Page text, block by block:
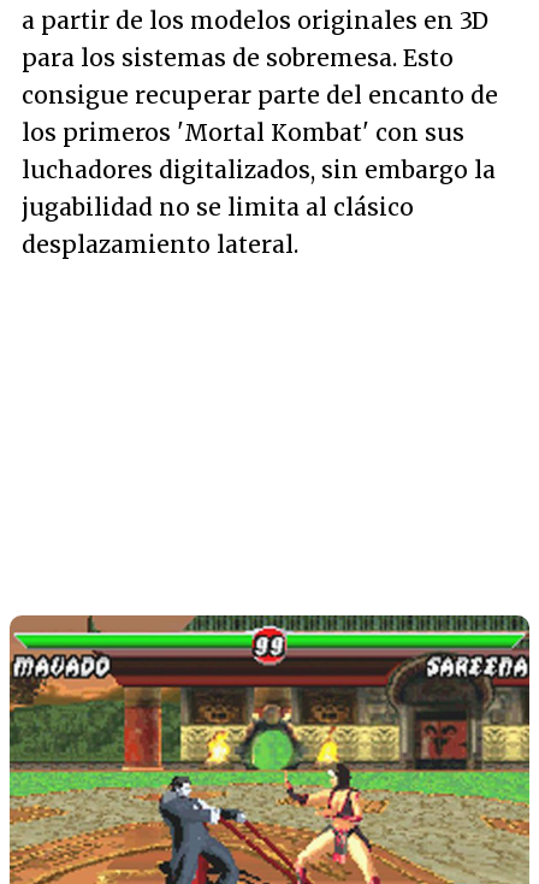
a partir de los modelos originales en 3D
para los sistemas de sobremesa. Esto
consigue recuperar parte del encanto de
los primeros 'Mortal Kombat' con sus
luchadores digitalizados, sin embargo la
jugabilidad no se limita al clásico
desplazamiento lateral.